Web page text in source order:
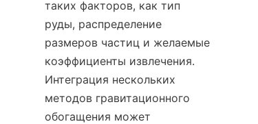
таких факторов, как тип
руды, распределение
размеров частиц и желаемые
коэффициенты извлечения.
Интеграция нескольких
методов гравитационного
обогащения может